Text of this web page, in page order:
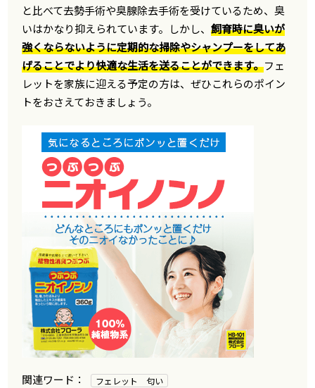
と比べて去勢手術や臭腺除去手術を受けているため、臭
いはかなり抑えられています。しかし、飼育時に臭いが
強くならないように定期的な掃除やシャンプーをしてあ
げることでより快適な生活を送ることができます。フェ
レットを家族に迎える予定の方は、ぜひこれらのポイン
トをおさえておきましょう。
フェレット 匂い